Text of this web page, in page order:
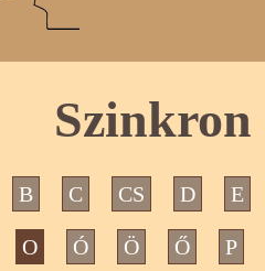
Szinkron
B C CS D E
O Ó Ö Ő P